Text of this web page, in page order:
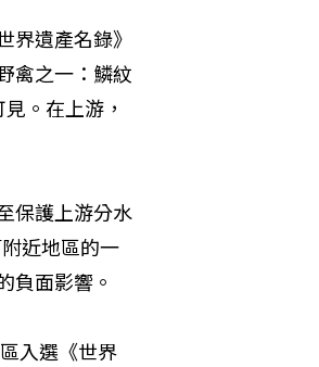
遺產名錄》
禽之一：鱗紋
。在上游，
保護上游分水
近地區的一
負面影響。
入選《世界